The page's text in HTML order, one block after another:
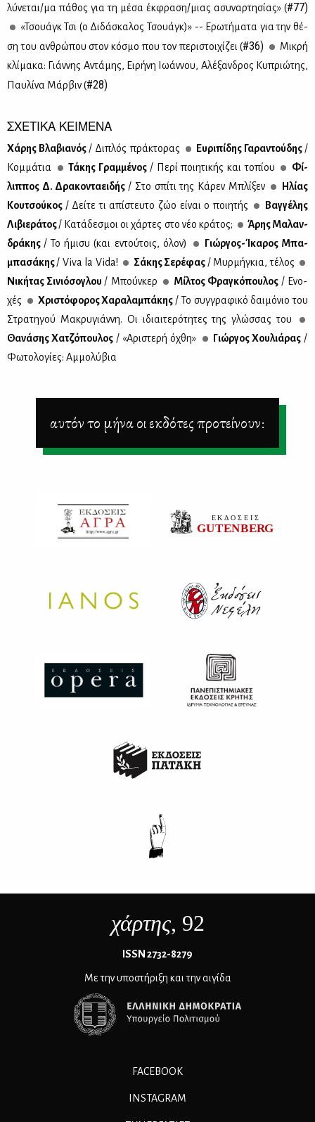
λύ­νε­ται/μα πά­θος για τη μέ­σα έκ­φρα­ση/μιας ασυ­ναρ­τη­σί­ας» (#77)
«Τσουάγκ Τσι (ο Δι­δά­σκα­λος Τσουάγκ)» -- Ερω­τή­μα­τα για την θέ­
ση του αν­θρώ­που στον κό­σμο που τον πε­ρι­στοι­χί­ζει (#36)
Μι­κρή
κλί­μα­κα: Γιάν­νης Αντά­μης, Ει­ρή­νη Ιω­άν­νου, Αλέ­ξαν­δρος Κυ­πριώ­της,
Παυ­λί­να Μάρ­βιν (#28)
ΣΧΕΤΙΚΑ ΚΕΙΜΕΝΑ
Χά­ρης Βλα­βια­νός/ Δι­πλός πρά­κτο­ρας Ευ­ρι­πί­δης Γα­ρα­ντού­δης/
Κομ­μά­τια
Τά­κης Γραμ­μέ­νος / Πε­ρί ποι­η­τι­κής και το­πί­ου
Φί­
λιπ­πος Δ. Δρα­κο­ντα­ει­δής/ Στο σπί­τι της Κά­ρεν Μπλί­ξεν
Ηλί­ας
Κου­τσού­κος / Δεί­τε τι απί­στευ­το ζώο εί­ναι ο ποι­η­τής
Βαγ­γέ­λης
Λι­βιε­ρά­τος/ Kα­τά­δε­σμοι οι χάρ­τες στο νέο κρά­τος;
Άρης Μα­λαν­
δρά­κης/ Το ήμι­συ (και εντού­τοις, όλον)
Γιώρ­γος-Ίκα­ρος Μπα­
μπα­σά­κης/ Viva la Vida! Σά­κης Σε­ρέ­φας/ Μυρ­μή­γκια, τέ­λος
Νι­κή­τας Σι­νιό­σο­γλου/ Μπούν­κερ Μίλ­τος Φρα­γκό­που­λος / Ενο­
χές
Χρι­στό­φο­ρος Χα­ρα­λα­μπά­κης/ Το συγ­γρα­φι­κό δαι­μό­νιο του
Στρα­τη­γού Μα­κρυ­γιάν­νη. Οι ιδιαι­τε­ρό­τη­τες της γλώσ­σας του
Θα­νά­σης Χα­τζό­που­λος / «Αρι­στε­ρή όχθη» Γιώρ­γος Χου­λιά­ρας /
Φω­το­λο­γί­ες: Αμ­μο­λύ­βια
αυτόν το μήνα οι εκδότες προτείνουν:
χάρτης, 92
ΙSSN 2732-8279
Με την υποστήριξη και την αιγίδα
FACEBOOK
INSTAGRAM